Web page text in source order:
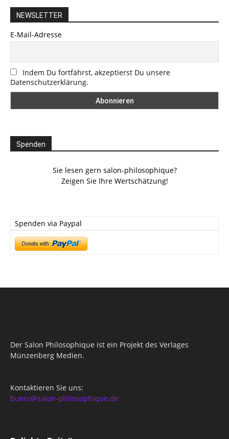
NEWSLETTER
E-Mail-Adresse
Indem Du fortfährst, akzeptierst Du unsere
Datenschutzerklärung.
Spenden
Sie lesen gern salon-philosophique?
Zeigen Sie Ihre Wertschätzung!
Spenden via Paypal
Der Salon Philosophique ist ein Projekt des Verlages
Münzenberg Medien.
Kontaktieren Sie uns:
buero@salon-philosophique.de